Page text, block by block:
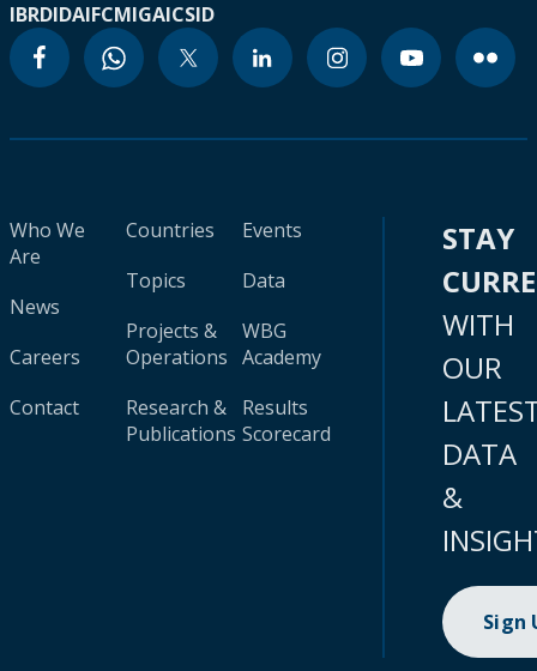
IBRDIDAIFCMIGAICSID
Who We
Are
News
Careers
Contact
Countries
Topics
Projects &
Operations
Research &
Publications
Events
Data
WBG
Academy
Results
Scorecard
STAY
WITH
OUR
DATA
&
Sign